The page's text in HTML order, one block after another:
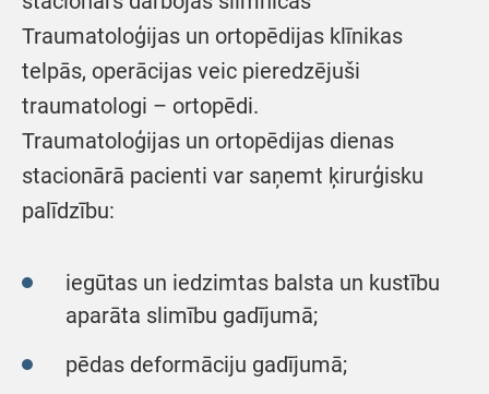
Traumatoloģijas un ortopēdijas klīnikas
telpās, operācijas veic pieredzējuši
traumatologi – ortopēdi.
Traumatoloģijas un ortopēdijas dienas
stacionārā pacienti var saņemt ķirurģisku
palīdzību:
iegūtas un iedzimtas balsta un kustību
aparāta slimību gadījumā;
pēdas deformāciju gadījumā;